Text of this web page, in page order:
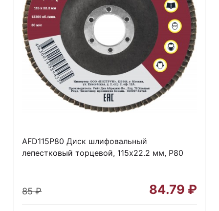
AFD115P80 Диск шлифовальный
лепестковый торцевой, 115х22.2 мм, Р80
85₽ 84.79 ₽